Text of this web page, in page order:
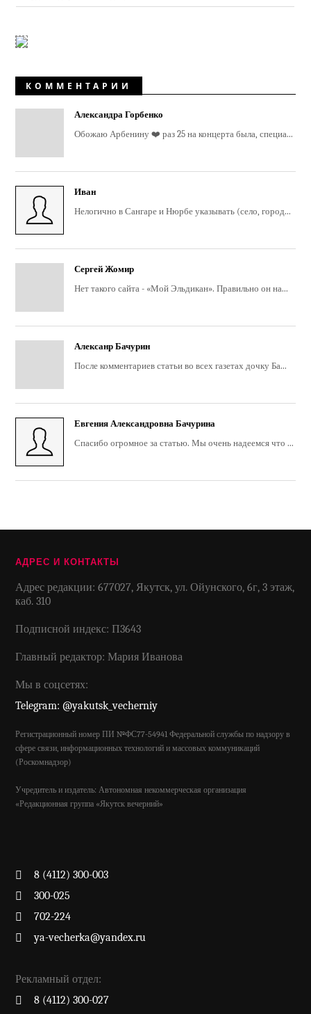
КОММЕНТАРИИ
Александра Горбенко
Обожаю Арбенину ❤️ раз 25 на концерта была, специа...
Иван
Нелогично в Сангаре и Нюрбе указывать (село, город...
Сергей Жомир
Нет такого сайта - «Мой Эльдикан». Правильно он на...
Алексанр Бачурин
После комментариев статьи во всех газетах дочку Ба...
Евгения Александровна Бачурина
Спасибо огромное за статью. Мы очень надеемся что ...
АДРЕС И КОНТАКТЫ
Адрес редакции: 677027, Якутск, ул. Ойунского, 6г, 3 этаж,
каб. 310
Подписной индекс: П3643
Главный редактор: Мария Иванова
Мы в соцсетях:
Telegram: @yakutsk_vecherniy
Регистрационный номер ПИ №ФС77-54941 Федеральной службы по надзору в
сфере связи, информационных технологий и массовых коммуникаций
(Роскомнадзор)
Учредитель и издатель: Автономная некоммерческая организация
«Редакционная группа «Якутск вечерний»
8 (4112) 300-003
300-025
702-224
ya-vecherka@yandex.ru
Рекламный отдел:
8 (4112) 300-027